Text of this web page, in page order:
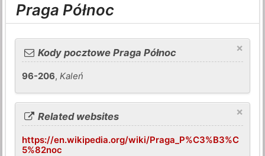
Praga Północ
×
Kody pocztowe Praga Północ
96-206,Kaleń
×
Related websites
https://en.wikipedia.org/wiki/Praga_P%C3%B3%C
5%82noc